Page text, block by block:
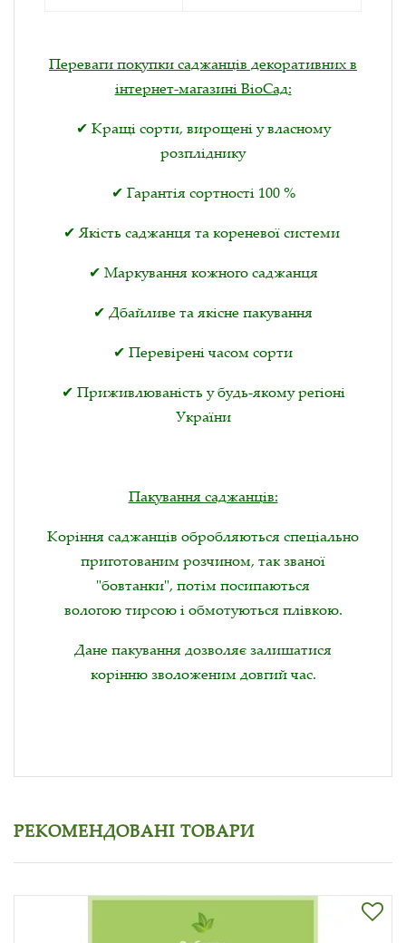
Переваги покупки саджанців декоративних в
інтернет-магазині ВіоСад:
✔ Кращі сорти, вирощені у власному
розпліднику
✔ Гарантія сортності 100 %
✔ Якість саджанця та кореневої системи
✔ Маркування кожного саджанця
✔ Дбайливе та якісне пакування
✔ Перевірені часом сорти
✔ Приживлюваність у будь-якому регіоні
України
Пакування саджанців:
Коріння саджанців обробляються спеціально
приготованим розчином, так званої
"бовтанки", потім посипаються
вологою тирсою і обмотуються плівкою.
Дане пакування дозволяє залишатися
корінню зволоженим довгий час.
РЕКОМЕНДОВАНІ ТОВАРИ